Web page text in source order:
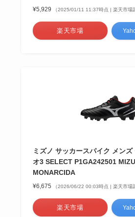
¥5,929 （2025/01/11 11:37時点 | 楽天市場
楽天市場
ミズノ サッカースパイク メン
オ3 SELECT P1GA242501
MONARCIDA
¥6,675 （2026/06/22 00:03時点 | 楽天市場
楽天市場